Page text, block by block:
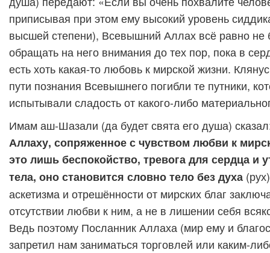
приписывая при этом ему высокий уровень
высшей степени), Всевышний Аллах всё равно не
обращать на него внимания до тех пор, пока в
есть хоть какая-то любовь к мирской жизни.
пути познания Всевышнего погибли те путники,
испытывали сладость от какого-либо
Имам аш-Шазали (да будет свята его душа)
Аллаху, сопряженное с чувством любви к
это лишь беспокойство, тревога для сердца и
тела, оно становится словно тело без духа
аскетизма и отрешённости от мирских благ
отсутствии любви к ним, а не в лишении себя
Ведь поэтому Посланник Аллаха (мир ему и
запретил нам заниматься торговлей или каким-